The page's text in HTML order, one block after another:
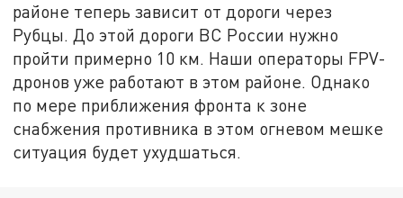
районе теперь зависит от дороги через
Рубцы. До этой дороги ВС России нужно
пройти примерно 10 км. Наши операторы FPV-
дронов уже работают в этом районе. Однако
по мере приближения фронта к зоне
снабжения противника в этом огневом мешке
ситуация будет ухудшаться.